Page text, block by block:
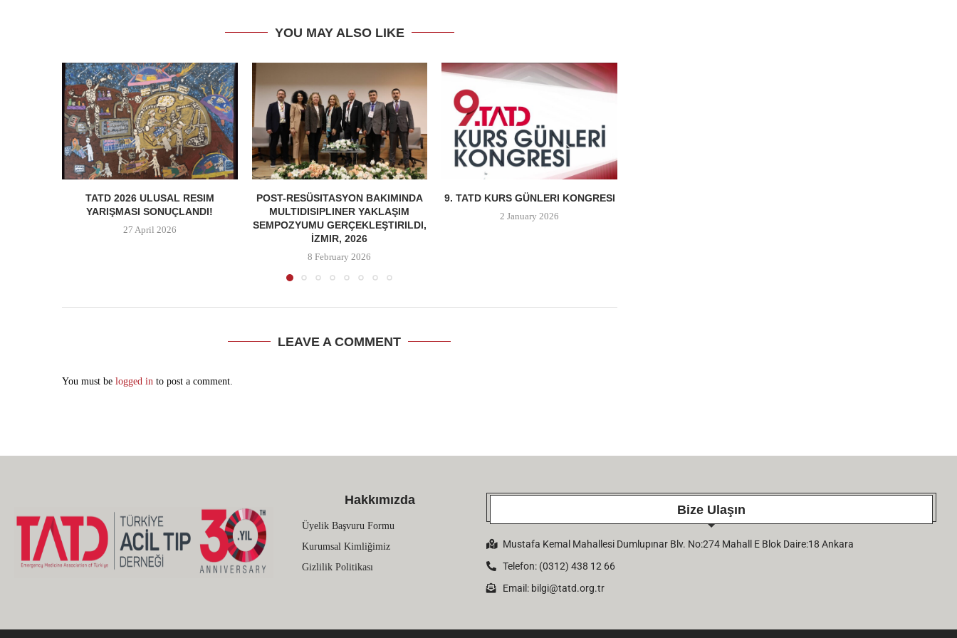
YOU MAY ALSO LIKE
TATD 2026 ULUSAL RESIM
YARIŞMASI SONUÇLANDI!
27 April 2026
POST-RESÜSITASYON BAKIMINDA
MULTIDISIPLINER YAKLAŞIM
SEMPOZYUMU GERÇEKLEŞTIRILDI,
İZMIR, 2026
8 February 2026
9. TATD KURS GÜNLERI KONGRESI
2 January 2026
LEAVE A COMMENT
You must be logged in to post a comment.
Hakkımızda
Üyelik Başvuru Formu
Kurumsal Kimliğimiz
Gizlilik Politikası
Bize Ulaşın
Mustafa Kemal Mahallesi Dumlupınar Blv. No:274 Mahall E Blok Daire:18 Ankara
Telefon: (0312) 438 12 66
Email: bilgi@tatd.org.tr